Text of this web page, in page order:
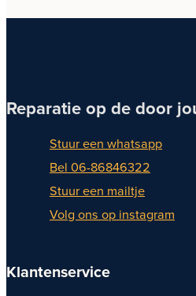
Reparatie op de door
Stuur een whatsapp
Bel 06-86846322
Stuur een mailtje
Volg ons op instagram
Klantenservice